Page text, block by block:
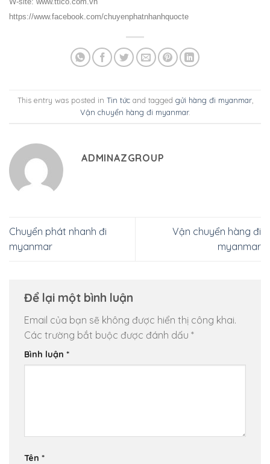
https://www.facebook.com/chuyenphatnhanhquocte
This entry was posted in Tin tứcand tagged gửi hàng đi myanmar,
Vận chuyển hàng đi myanmar.
ADMINAZGROUP
Chuyển phát nhanh đi
myanmar
Vận chuyển hàng đi
myanmar
Để lại một bình luận
Email của bạn sẽ không được hiển thị công khai.
Các trường bắt buộc được đánh dấu *
Bình luận *
Tên *